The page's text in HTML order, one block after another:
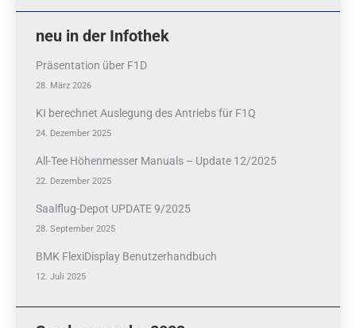
neu in der Infothek
Präsentation über F1D
28. März 2026
KI berechnet Auslegung des Antriebs für F1Q
24. Dezember 2025
All-Tee Höhenmesser Manuals – Update 12/2025
22. Dezember 2025
Saalflug-Depot UPDATE 9/2025
28. September 2025
BMK FlexiDisplay Benutzerhandbuch
12. Juli 2025